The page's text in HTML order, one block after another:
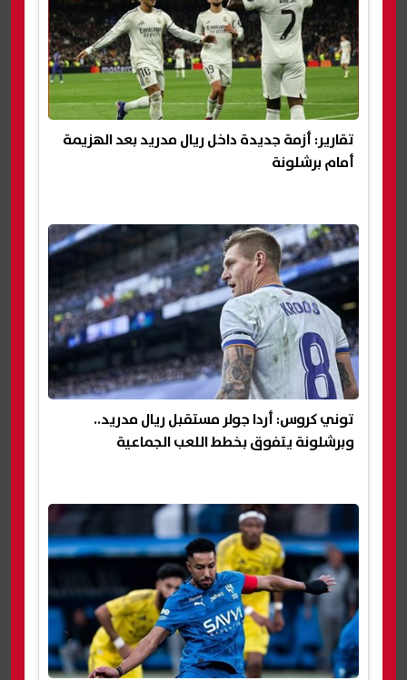
تقارير: أزمة جديدة داخل ريال مدريد بعد الهزيمة
أمام برشلونة
توني كروس: أردا جولر مستقبل ريال مدريد..
وبرشلونة يتفوق بخطط اللعب الجماعية